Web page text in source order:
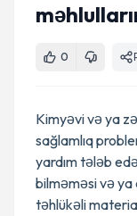
0
Kimyəvi və ya
sağlamlıq
yardım tələb
bilməməsi və
təhlükəli